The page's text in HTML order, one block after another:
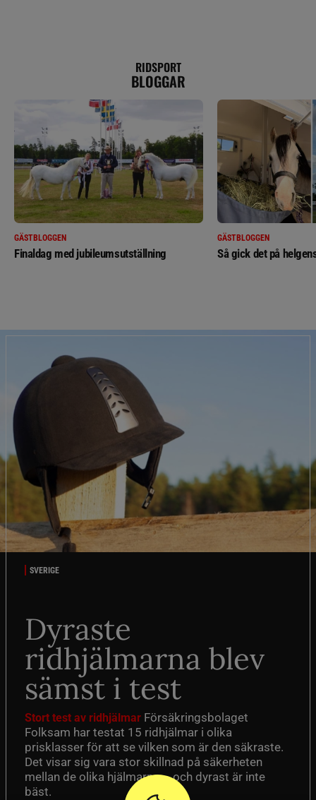
RIDSPORT
BLOGGAR
GÄSTBLOGGEN
Finaldag med jubileumsutställning
GÄSTBLOGGEN
Så gick det på
SVERIGE
Dyraste
ridhjälmarna blev
sämst i test
Stort test av ridhjälmar Försäkringsbolaget
Folksam har testat 15 ridhjälmar i olika
prisklasser för att se vilken som är den säkraste.
Det visar sig vara stor skillnad på säkerheten
mellan de olika hjälmarna – och dyrast är inte
bäst.